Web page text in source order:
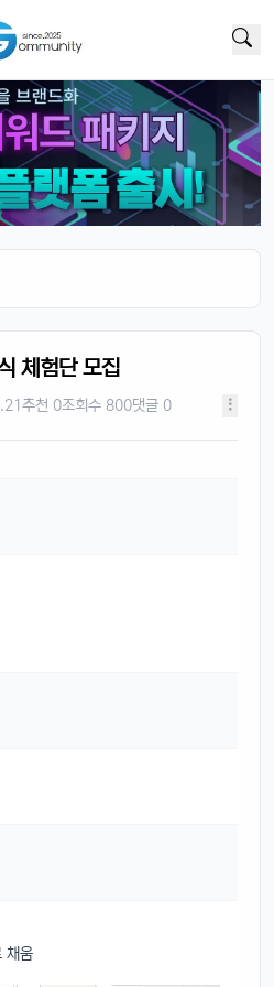
체험단 모집
추천 0조회수 800댓글 0
채움